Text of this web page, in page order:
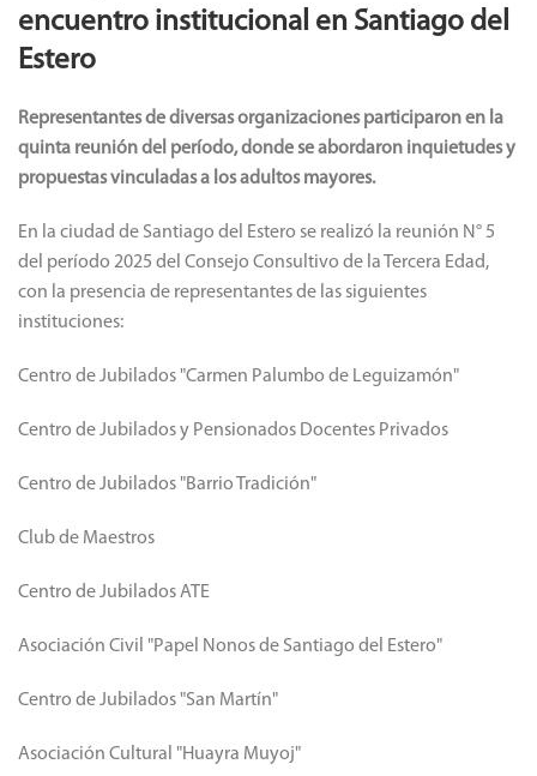
encuentro institucional en Santiago del
Estero
Representantes de diversas organizaciones participaron en la
quinta reunión del período, donde se abordaron inquietudes y
propuestas vinculadas a los adultos mayores.
En la ciudad de Santiago del Estero se realizó la reunión N° 5
del período 2025 del Consejo Consultivo de la Tercera Edad,
con la presencia de representantes de las siguientes
instituciones:
Centro de Jubilados "Carmen Palumbo de Leguizamón"
Centro de Jubilados y Pensionados Docentes Privados
Centro de Jubilados "Barrio Tradición"
Club de Maestros
Centro de Jubilados ATE
Asociación Civil "Papel Nonos de Santiago del Estero"
Centro de Jubilados "San Martín"
Asociación Cultural "Huayra Muyoj"